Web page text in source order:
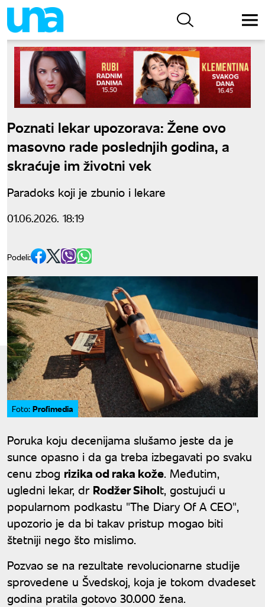
Poznati lekar upozorava: Žene ovo
masovno rade poslednjih godina, a
skraćuje im životni vek
Paradoks koji je zbunio i lekare
01.06.2026. 18:19
Podeli:
Foto: Profimedia
Poruka koju decenijama slušamo jeste da je
sunce opasno i da ga treba izbegavati po svaku
cenu zbog rizika od raka kože. Međutim,
ugledni lekar, dr Rodžer Siholt, gostujući u
popularnom podkastu "The Diary Of A CEO",
upozorio je da bi takav pristup mogao biti
štetniji nego što mislimo.
Pozvao se na rezultate revolucionarne studije
sprovedene u Švedskoj, koja je tokom dvadeset
godina pratila gotovo 30.000 žena.